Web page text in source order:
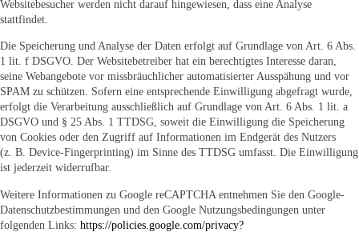
Websitebesucher werden nicht darauf hingewiesen, dass eine Analyse
stattfindet.
Die Speicherung und Analyse der Daten erfolgt auf Grundlage von Art. 6 Abs.
1 lit. f DSGVO. Der Websitebetreiber hat ein berechtigtes Interesse daran,
seine Webangebote vor missbräuchlicher automatisierter Ausspähung und vor
SPAM zu schützen. Sofern eine entsprechende Einwilligung abgefragt wurde,
erfolgt die Verarbeitung ausschließlich auf Grundlage von Art. 6 Abs. 1 lit. a
DSGVO und § 25 Abs. 1 TTDSG, soweit die Einwilligung die Speicherung
von Cookies oder den Zugriff auf Informationen im Endgerät des Nutzers
(z. B. Device-Fingerprinting) im Sinne des TTDSG umfasst. Die Einwilligung
ist jederzeit widerrufbar.
Weitere Informationen zu Google reCAPTCHA entnehmen Sie den Google-
Datenschutzbestimmungen und den Google Nutzungsbedingungen unter
folgenden Links: https://policies.google.com/privacy?